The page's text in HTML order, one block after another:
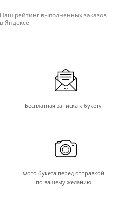
Наш рейтинг выполненных заказов
в Яндексе
Бесплатная записка к букету
Фото букета перед отправкой
по вашему желанию